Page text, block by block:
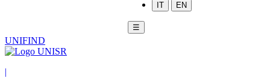
IT EN
☰
UNIFIND
|